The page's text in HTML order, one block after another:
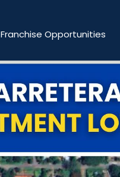
Franchise Opportunities